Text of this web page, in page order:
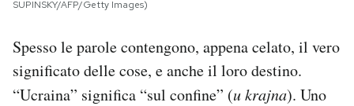
SUPINSKY/AFP/Getty Images)
Spesso le parole contengono, appena celato, il vero
significato delle cose, e anche il loro destino.
“Ucraina” significa “sul confine” (u krajna). Uno